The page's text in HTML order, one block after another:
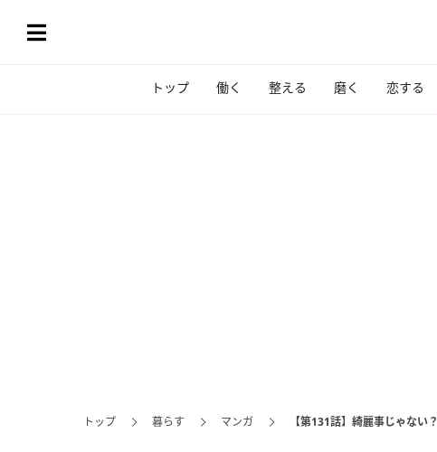
トップ 働く 整える 磨く 恋する
トップ 暮らす マンガ 【第131話】綺麗事じゃない？